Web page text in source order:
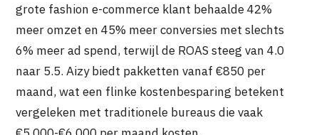
grote fashion e-commerce klant behaalde 42%
meer omzet en 45% meer conversies met slechts
6% meer ad spend, terwijl de ROAS steeg van 4.0
naar 5.5. Aizy biedt pakketten vanaf €850 per
maand, wat een flinke kostenbesparing betekent
vergeleken met traditionele bureaus die vaak